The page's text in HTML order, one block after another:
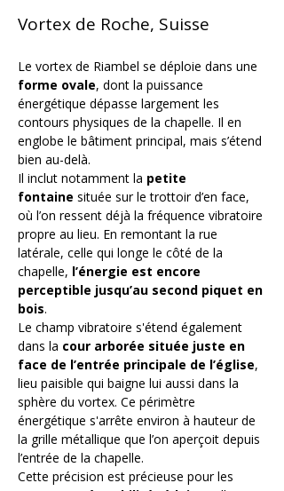
Vortex de Roche, Suisse
Le vortex de Riambel se déploie dans une
forme ovale, dont la puissance
énergétique dépasse largement les
contours physiques de la chapelle. Il en
englobe le bâtiment principal, mais s’étend
bien au-delà.
Il inclut notamment la petite
fontaine située sur le trottoir d’en face,
où l’on ressent déjà la fréquence vibratoire
propre au lieu. En remontant la rue
latérale, celle qui longe le côté de la
chapelle, l’énergie est encore
perceptible jusqu’au second piquet en
bois.
Le champ vibratoire s'étend également
dans la cour arborée située juste en
face de l’entrée principale de l’église,
lieu paisible qui baigne lui aussi dans la
sphère du vortex. Ce périmètre
énergétique s'arrête environ à hauteur de
la grille métallique que l’on aperçoit depuis
l’entrée de la chapelle.
Cette précision est précieuse pour les